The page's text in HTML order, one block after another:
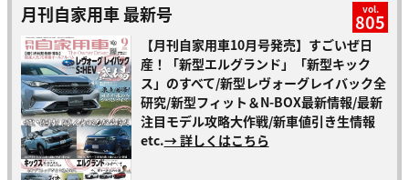
月刊自家用車 最新号 vol.
805
【月刊自家用車10月号発売】すごいぜ日
産！「新型エルグランド」「新型キック
ス」のすべて/新型レヴォーグレイバック全
研究/新型フィット＆N-BOX最新情報/最新
注目モデル攻略大作戦/新車値引き生情報
etc.→ 詳しくはこちら